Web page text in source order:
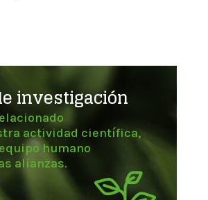
investigación
actividad científica,
humano
alianzas.